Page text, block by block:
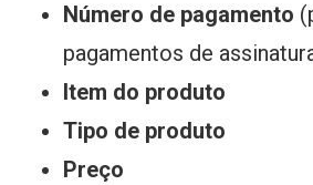
Número de pagamento
pagamentos de
Item do produto
Tipo de produto
Preço